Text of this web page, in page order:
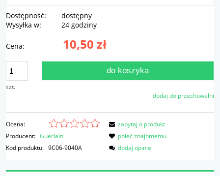
Dostępność:
dostępny
Wysyłka w:
24 godziny
Cena: 10,50 zł
szt.
do koszyka
dodaj do przechowalni
Ocena:
Producent: Guerlain
Kod produktu: 9C06-9040A
zapytaj o produkt
poleć znajomemu
dodaj opinię